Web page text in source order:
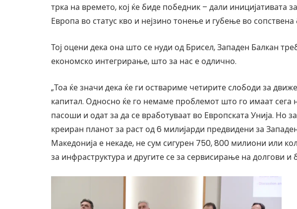
трка на времето, кој ќе биде победник – дали иницијативата
Европа во статус кво и нејзино тонење и губење во сопствена
Тој оцени дека она што се нуди од Брисел, Западен Балкан
економско интегрирање, што за нас е одлично.
„Тоа ќе значи дека ќе ги оствариме четирите слободи за
капитал. Односно ќе го немаме проблемот што го имаат сега
пасоши и одат за да се вработуваат во Европската Унија. Но
креиран планот за раст од 6 милијарди предвидени за
Македонија е некаде, не сум сигурен 750, 800 милиони или
за инфраструктура и другите се за сервисирање на долгови и